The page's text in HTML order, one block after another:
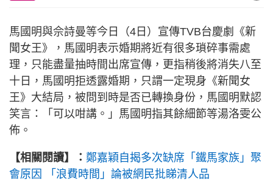
馬國明與佘詩曼等今日（4日）宣傳TVB台慶劇《新
聞女王》，馬國明表示婚期將近有很多瑣碎事需處
理，只能盡量抽時間出席宣傳，更指稍後將消失八至
十日，馬國明拒透露婚期，只謂一定現身《新聞女
王》大結局，被問到時是否已轉換身份，馬國明默認
笑言：「可以咁講。」馬國明指其餘細節等湯洛雯公
佈。
【相關閱讀】： 鄭嘉穎自揭多次缺席「鐵馬家族」聚
會原因 「浪費時間」論被網民批睇清人品